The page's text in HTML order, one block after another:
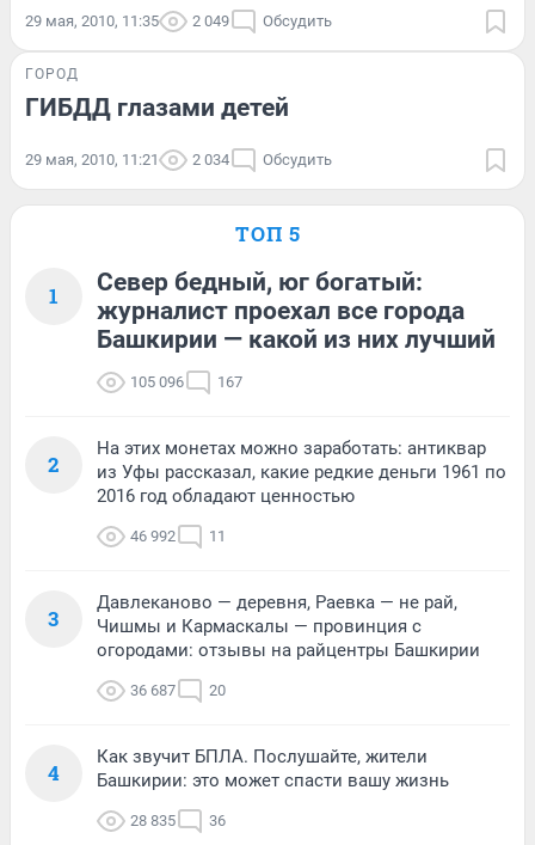
29 мая, 2010, 11:35 2 049 Обсудить
ГОРОД
ГИБДД глазами детей
29 мая, 2010, 11:21 2 034 Обсудить
ТОП 5
1
Север бедный, юг богатый:
журналист проехал все города
Башкирии — какой из них лучший
105 096 167
2
На этих монетах можно заработать: антиквар
из Уфы рассказал, какие редкие деньги 1961 по
2016 год обладают ценностью
46 992 11
3
Давлеканово — деревня, Раевка — не рай,
Чишмы и Кармаскалы — провинция с
огородами: отзывы на райцентры Башкирии
36 687 20
4
Как звучит БПЛА. Послушайте, жители
Башкирии: это может спасти вашу жизнь
28 835 36